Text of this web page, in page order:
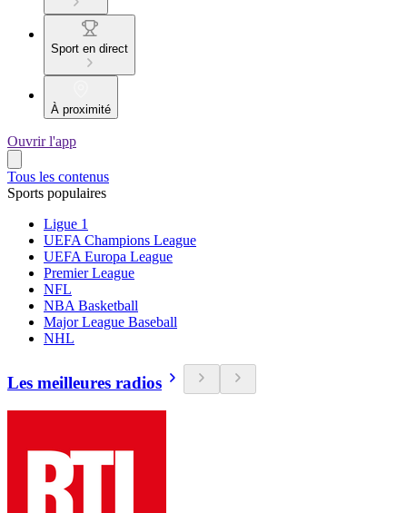
Sport en direct
À proximité
Ouvrir l'app
Tous les contenus
Sports populaires
Ligue 1
UEFA Champions League
UEFA Europa League
Premier League
NFL
NBA Basketball
Major League Baseball
NHL
Les meilleures radios